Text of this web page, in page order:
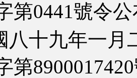
第0441號令
八十九年一月
第